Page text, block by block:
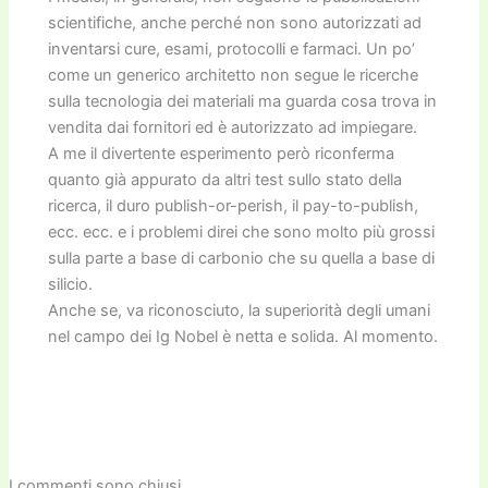
scientifiche, anche perché non sono autorizzati ad
inventarsi cure, esami, protocolli e farmaci. Un po’
come un generico architetto non segue le ricerche
sulla tecnologia dei materiali ma guarda cosa trova in
vendita dai fornitori ed è autorizzato ad impiegare.
A me il divertente esperimento però riconferma
quanto già appurato da altri test sullo stato della
ricerca, il duro publish-or-perish, il pay-to-publish,
ecc. ecc. e i problemi direi che sono molto più grossi
sulla parte a base di carbonio che su quella a base di
silicio.
Anche se, va riconosciuto, la superiorità degli umani
nel campo dei Ig Nobel è netta e solida. Al momento.